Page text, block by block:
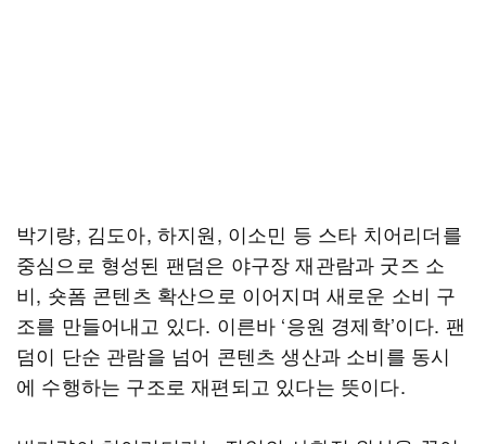
박기량, 김도아, 하지원, 이소민 등 스타 치어리더를
중심으로 형성된 팬덤은 야구장 재관람과 굿즈 소
비, 숏폼 콘텐츠 확산으로 이어지며 새로운 소비 구
조를 만들어내고 있다. 이른바 ‘응원 경제학’이다. 팬
덤이 단순 관람을 넘어 콘텐츠 생산과 소비를 동시
에 수행하는 구조로 재편되고 있다는 뜻이다.